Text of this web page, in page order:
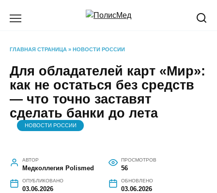
ГЛАВНАЯ СТРАНИЦА » НОВОСТИ РОССИИ
Для обладателей карт «Мир»:
как не остаться без средств
— что точно заставят
сделать банки до лета
НОВОСТИ РОССИИ
АВТОР
Медколлегия Polismed
ПРОСМОТРОВ
56
ОПУБЛИКОВАНО
03.06.2026
ОБНОВЛЕНО
03.06.2026